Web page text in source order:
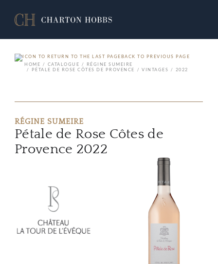
BACK TO PREVIOUS PAGE
HOME
CATALOGUE
RÉGINE SUMEIRE
PÉTALE DE ROSE CÔTES DE PROVENCE
VINTAGES 2022
RÉGINE SUMEIRE
Pétale de Rose Côtes de
Provence 2022